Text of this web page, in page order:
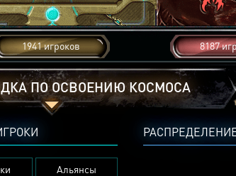
1941 игроков 8187
ПО ОСВОЕНИЮ КОСМОСА
Альянсы